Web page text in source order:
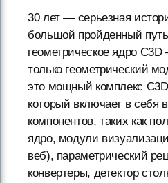
30 лет — серьезная
большой пройденный
геометрическое ядро
только геометрический
это мощный комплекс
который включает в себя
компонентов, таких как
ядро, модули
веб), параметрический
конвертеры, детектор